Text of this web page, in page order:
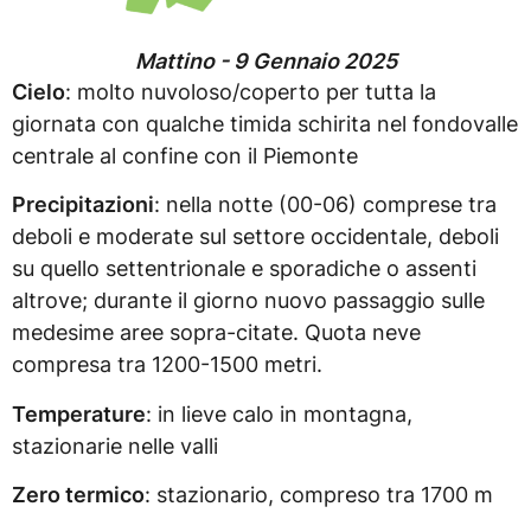
Mattino - 9 Gennaio 2025
Cielo: molto nuvoloso/coperto per tutta la
giornata con qualche timida schirita nel fondovalle
centrale al confine con il Piemonte
Precipitazioni: nella notte (00-06) comprese tra
deboli e moderate sul settore occidentale, deboli
su quello settentrionale e sporadiche o assenti
altrove; durante il giorno nuovo passaggio sulle
medesime aree sopra-citate. Quota neve
compresa tra 1200-1500 metri.
Temperature: in lieve calo in montagna,
stazionarie nelle valli
Zero termico: stazionario, compreso tra 1700 m